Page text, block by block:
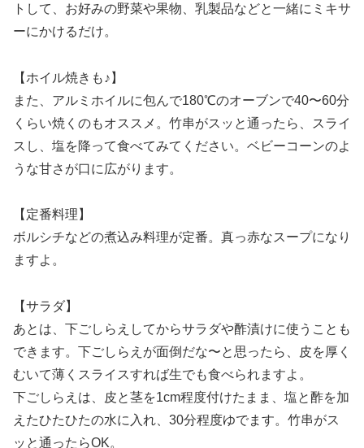
トして、お好みの野菜や果物、乳製品などと一緒にミキサ
ーにかけるだけ。
【ホイル焼きも♪】
また、アルミホイルに包んで180℃のオーブンで40〜60分
くらい焼くのもオススメ。竹串がスッと通ったら、スライ
スし、塩を降って食べてみてください。ベビーコーンのよ
うな甘さが口に広がります。
【定番料理】
ボルシチなどの煮込み料理が定番。真っ赤なスープになり
ますよ。
【サラダ】
あとは、下ごしらえしてからサラダや酢漬けに使うことも
できます。下ごしらえが面倒だな〜と思ったら、皮を厚く
むいて薄くスライスすれば生でも食べられますよ。
下ごしらえは、皮と茎を1cm程度付けたまま、塩と酢を加
えたひたひたの水に入れ、30分程度ゆでます。竹串がス
ッと通ったらOK。